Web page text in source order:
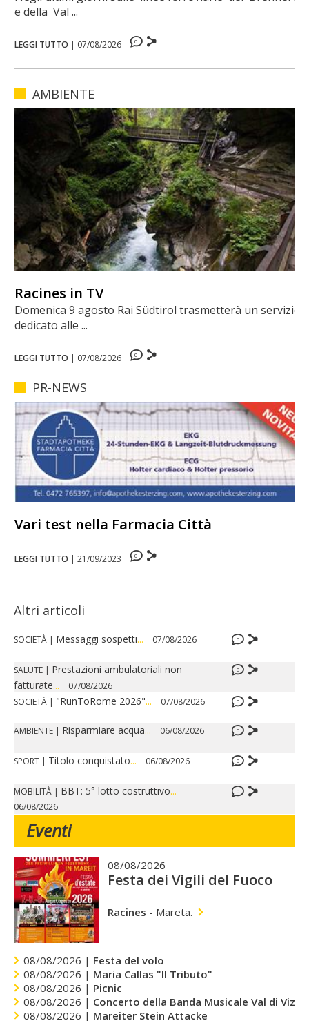
e della Val ...
LEGGI TUTTO | 07/08/2026 0
AMBIENTE
Racines in TV
Domenica 9 agosto Rai Südtirol trasmetterà un servizio
dedicato alle ...
LEGGI TUTTO | 07/08/2026 0
PR-NEWS
Vari test nella Farmacia Città
LEGGI TUTTO | 21/09/2023 0
Altri articoli
SOCIETÀ | Messaggi sospetti... 07/08/2026 0
SALUTE | Prestazioni ambulatoriali non
fatturate... 07/08/2026
0
SOCIETÀ | "RunToRome 2026"... 07/08/2026 0
AMBIENTE | Risparmiare acqua... 06/08/2026 0
SPORT | Titolo conquistato... 06/08/2026 0
MOBILITÀ | BBT: 5° lotto costruttivo...
06/08/2026
0
Eventi
08/08/2026
Festa dei Vigili del Fuoco
Racines - Mareta.
08/08/2026 | Festa del volo
08/08/2026 | Maria Callas "Il Tributo"
08/08/2026 | Picnic
08/08/2026 | Concerto della Banda Musicale Val di Vizze
08/08/2026 | Mareiter Stein Attacke